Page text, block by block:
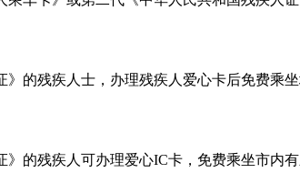
》的残疾人士，办理残疾人爱心卡后免费乘
》的残疾人可办理爱心IC卡，免费乘坐市内